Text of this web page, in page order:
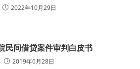
2022年10月29日
民间借贷案件审判白皮书
2019年6月28日